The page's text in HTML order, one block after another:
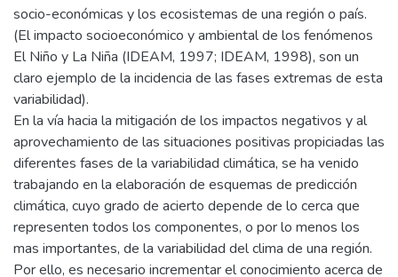
socio-económicas y los ecosistemas de una región o país.
(El impacto socioeconómico y ambiental de los fenómenos
El Niño y La Niña (IDEAM, 1997; IDEAM, 1998), son un
claro ejemplo de la incidencia de las fases extremas de esta
variabilidad).
En la vía hacia la mitigación de los impactos negativos y al
aprovechamiento de las situaciones positivas propiciadas las
diferentes fases de la variabilidad climática, se ha venido
trabajando en la elaboración de esquemas de predicción
climática, cuyo grado de acierto depende de lo cerca que
representen todos los componentes, o por lo menos los
mas importantes, de la variabilidad del clima de una región.
Por ello, es necesario incrementar el conocimiento acerca de